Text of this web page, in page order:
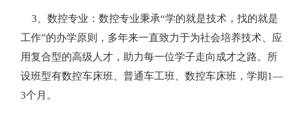
3、数控专业：数控专业秉承“学的就是技术，找的就是
工作”的办学原则，多年来一直致力于为社会培养技术、应
用复合型的高级人才，助力每一位学子走向成才之路。所
设班型有数控车床班、普通车工班、数控车床班，学期1—
3个月。